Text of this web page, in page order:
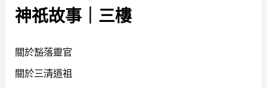
神祇故事｜三樓
關於豁落靈官
關於三清道祖